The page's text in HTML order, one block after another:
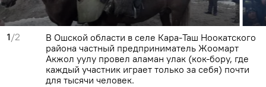
1/2
В Ошской области в селе Кара-Таш Ноокатского
района частный предприниматель Жоомарт
Акжол уулу провел аламан улак (кок-бору, где
каждый участник играет только за себя) почти
для тысячи человек.